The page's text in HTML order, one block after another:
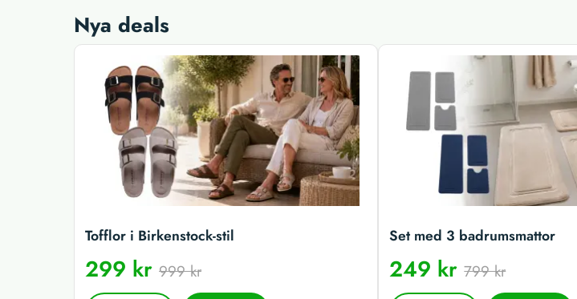
Nya deals
Tofflor i Birkenstock-stil
299 kr 999 kr
Set med 3 badrumsmattor
249 kr799 kr